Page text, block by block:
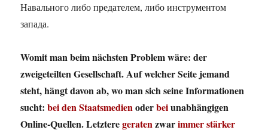
Навального либо предателем, либо инструментом
запада.
Womit man beim nächsten Problem wäre: der
zweigeteilten Gesellschaft. Auf welcher Seite jemand
steht, hängt davon ab, wo man sich seine Informationen
sucht:bei denStaatsmedienoderbeiunabhängigen
Online-Quellen. Letzteregeratenzwarimmer stärker